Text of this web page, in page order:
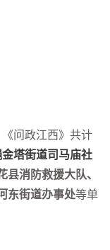
《问政江西》共计
塔街道司马庙社
县消防救援大队、
东街道办事处等单